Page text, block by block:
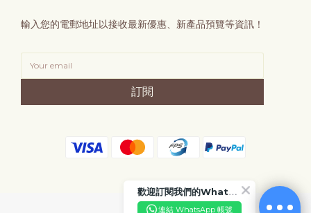
輸入您的電郵地址以接收最新優惠、新產品預覽等資訊！
訂閱
歡迎訂閱我們的WhatsApp Business 帳號
連結 WhatsApp 帳號